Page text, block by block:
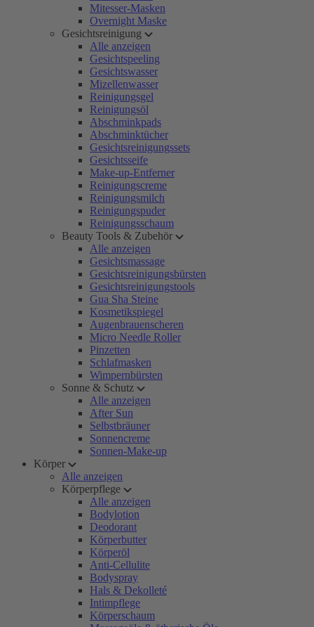
Mitesser-Masken
Overnight Maske
Gesichtsreinigung
Alle anzeigen
Gesichtspeeling
Gesichtswasser
Mizellenwasser
Reinigungsgel
Reinigungsöl
Abschminkpads
Abschminktücher
Gesichtsreinigungssets
Gesichtsseife
Make-up-Entferner
Reinigungscreme
Reinigungsmilch
Reinigungspuder
Reinigungsschaum
Beauty Tools & Zubehör
Alle anzeigen
Gesichtsmassage
Gesichtsreinigungsbürsten
Gesichtsreinigungstools
Gua Sha Steine
Kosmetikspiegel
Augenbrauenscheren
Micro Needle Roller
Pinzetten
Schlafmasken
Wimpernbürsten
Sonne & Schutz
Alle anzeigen
After Sun
Selbstbräuner
Sonnencreme
Sonnen-Make-up
Körper
Alle anzeigen
Körperpflege
Alle anzeigen
Bodylotion
Deodorant
Körperbutter
Körperöl
Anti-Cellulite
Bodyspray
Hals & Dekolleté
Intimpflege
Körperschaum